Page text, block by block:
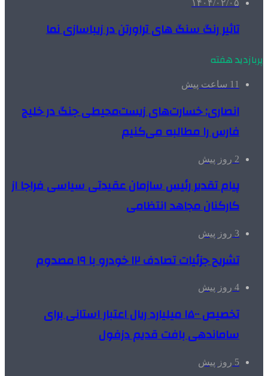
۱۴۰۴/۰۲/۰۵
تاثیر رنگ سنگ های تراورتن در زیباسازی نما
پربازدید هفته
11 ساعت پیش
انصاری: خسارت‌های زیست‌محیطی جنگ در خلیج
فارس را مطالبه‌ می‌کنیم
2 روز پیش
پیام تقدیر رئیس سازمان عقیدتی سیاسی فراجا از
کارکنان مجاهد انتظامی
3 روز پیش
تشریح جزئیات تصادف ۱۲ خودرو با ۱۹ مصدوم
4 روز پیش
تخصیص ۱۵۰۰ میلیارد ریال اعتبار استانی برای
ساماندهی بافت قدیم دزفول
5 روز پیش